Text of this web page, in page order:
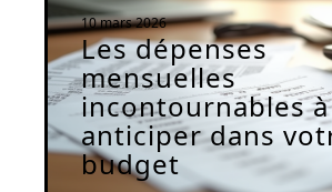
10 mars 2026
Les dépenses
mensuelles
incontournables à
anticiper dans
budget